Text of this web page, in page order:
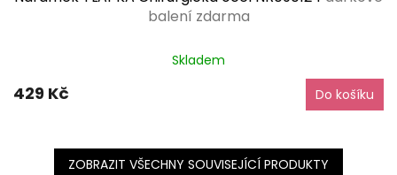
balení zdarma
hodnocení
5
hvězdiček.
Skladem
429 Kč Do košíku
ZOBRAZIT VŠECHNY SOUVISEJÍCÍ PRODUKTY